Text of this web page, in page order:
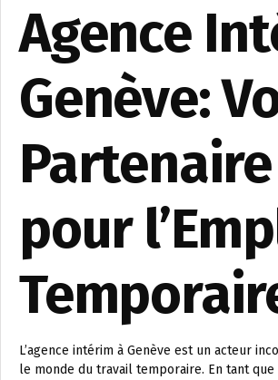
Agence
Genève:
Partenaire
pour
L’agence intérim à Genève est un acteur
le monde du travail temporaire. En tant